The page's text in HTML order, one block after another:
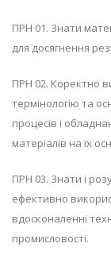
ПРН 01. Знати
для досягнення
ПРН 02. Коректно
термінологію та
процесів і
матеріалів на їх
ПРН 03. Знати і
ефективно
вдосконаленні
промисловості.